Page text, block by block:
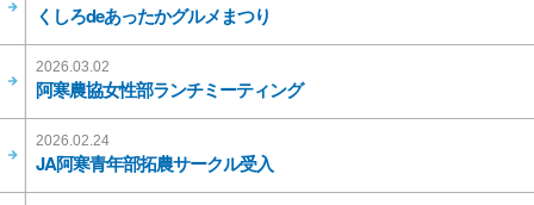
くしろdeあったかグルメまつり
2026.03.02
阿寒農協女性部ランチミーティング
2026.02.24
JA阿寒青年部拓農サークル受入